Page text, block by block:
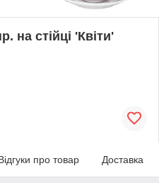
на стійці 'Квіти'
про товар Доставка